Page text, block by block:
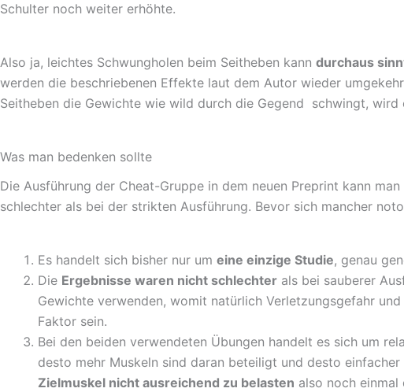
Schulter noch weiter erhöhte.
Also ja, leichtes Schwungholen beim Seitheben kann durchaus
werden die beschriebenen Effekte laut dem Autor wieder
Seitheben die Gewichte wie wild durch die Gegend schwingt, wird
Was man bedenken sollte
Die Ausführung der Cheat-Gruppe in dem neuen Preprint kann
schlechter als bei der strikten Ausführung. Bevor sich mancher
Es handelt sich bisher nur um eine einzige Studie, genau
Die Ergebnisse waren nicht schlechter als bei sauberer
Gewichte verwenden, womit natürlich Verletzungsgefahr
Faktor sein.
Bei den beiden verwendeten Übungen handelt es sich um
desto mehr Muskeln sind daran beteiligt und desto
Zielmuskel nicht ausreichend zu belasten also noch